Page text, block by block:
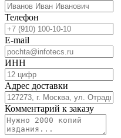
Телефон
E-mail
ИНН
Адрес доставки
Комментарий к заказу